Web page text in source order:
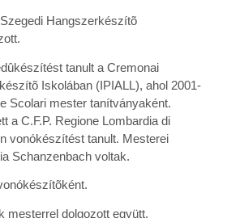
Hangszerkészítõ
tanult a Cremonai
Iskolában (IPIALL), ahol 2001-
Scolari mester tanítványaként.
a C.F.P. Regione Lombardia di
vonókészítést tanult. Mesterei
Schanzenbach voltak.
mesterrel dolgozott együtt.